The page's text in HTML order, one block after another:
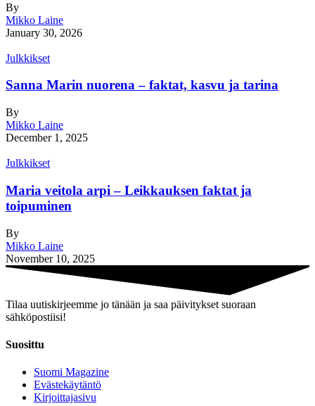
By
Mikko Laine
January 30, 2026
Julkkikset
Sanna Marin nuorena – faktat, kasvu ja tarina
By
Mikko Laine
December 1, 2025
Julkkikset
Maria veitola arpi – Leikkauksen faktat ja
toipuminen
By
Mikko Laine
November 10, 2025
Tilaa uutiskirjeemme jo tänään ja saa päivitykset suoraan
sähköpostiisi!
Suosittu
Suomi Magazine
Evästekäytäntö
Kirjoittajasivu